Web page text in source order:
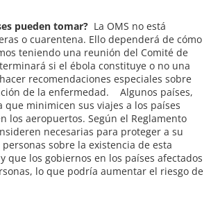
pueden tomar? La OMS no está
o cuarentena. Ello dependerá de cómo
teniendo una reunión del Comité de
si el ébola constituye o no una
recomendaciones especiales sobre
de la enfermedad. Algunos países,
que minimicen sus viajes a los países
los aeropuertos. Según el Reglamento
necesarias para proteger a su
sobre la existencia de esta
los gobiernos en los países afectados
lo que podría aumentar el riesgo de